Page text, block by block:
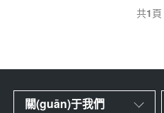
共1頁
關(guān)于我們